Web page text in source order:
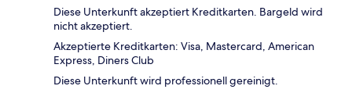
Diese Unterkunft akzeptiert Kreditkarten. Bargeld wird
nicht akzeptiert.
Akzeptierte Kreditkarten: Visa, Mastercard, American
Express, Diners Club
Diese Unterkunft wird professionell gereinigt.